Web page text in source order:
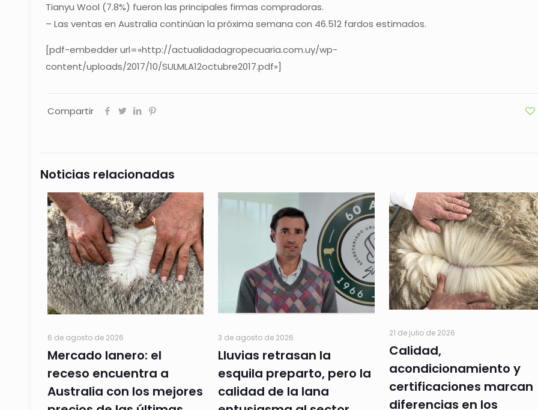
Tianyu Wool (7.8%) fueron las principales firmas compradoras.
– Las ventas en Australia continúan la próxima semana con 46.512 fardos estimados.
[pdf-embedder url=»http://actualidadagropecuaria.com.uy/wp-
content/uploads/2017/10/SULMLA12octubre2017.pdf»]
Compartir
Noticias relacionadas
6 de agosto de 2026
Mercado lanero: el
receso encuentra a
Australia con los mejores
3 de agosto de 2026
Lluvias retrasan la
esquila preparto, pero la
calidad de la lana
21 de julio de 2026
Calidad,
acondicionamiento y
certificaciones marcan
diferencias en los